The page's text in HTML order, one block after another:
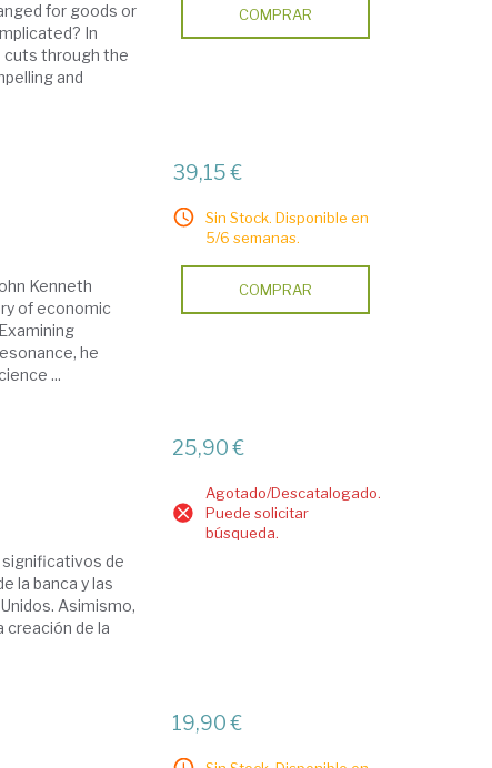
for goods or
In
cuts through the
and
COMPRAR
Kenneth
of economic
he
...
39,15 €
Sin Stock. Disponible en
5/6 semanas.
COMPRAR
significativos de
la banca y las
Asimismo,
creación de la
25,90 €
Agotado/Descatalogado.
Puede solicitar
búsqueda.
19,90 €